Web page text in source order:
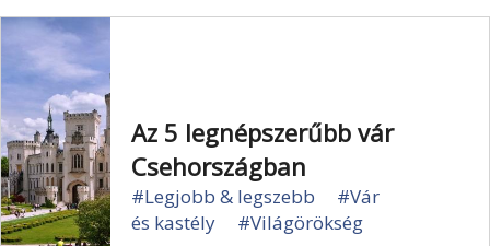
Az 5 legnépszerűbb vár
Csehországban
#Legjobb & legszebb
#Vár
és kastély
#Világörökség